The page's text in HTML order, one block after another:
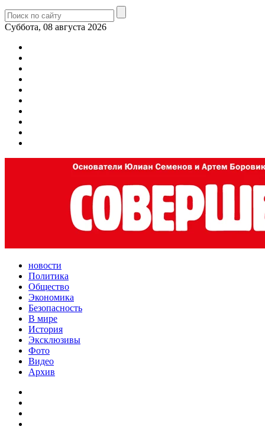
Суббота, 08 августа 2026
новости
Политика
Общество
Экономика
Безопасность
В мире
История
Эксклюзивы
Фото
Видео
Архив